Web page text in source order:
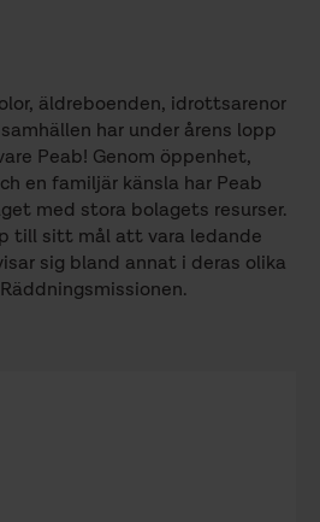
äldreboenden, idrottsarenor
har under årens lopp
Peab! Genom öppenhet,
en familjär känsla har Peab
med stora bolagets resurser.
till sitt mål att vara ledande
sig bland annat i deras olika